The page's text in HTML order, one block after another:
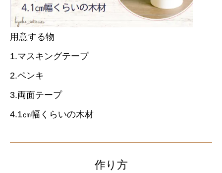
用意する物
1.マスキングテープ
2.ペンキ
3.両面テープ
4.1㎝幅くらいの木材
作り方